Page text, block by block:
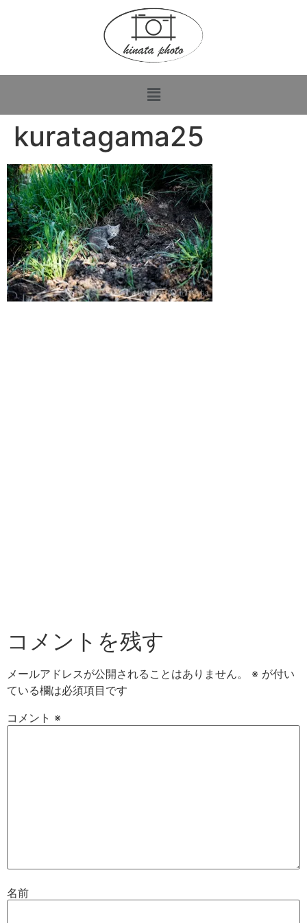
kuratagama25
コメントを残す
メールアドレスが公開されることはありません。 ※ が付い
ている欄は必須項目です
コメント ※
名前